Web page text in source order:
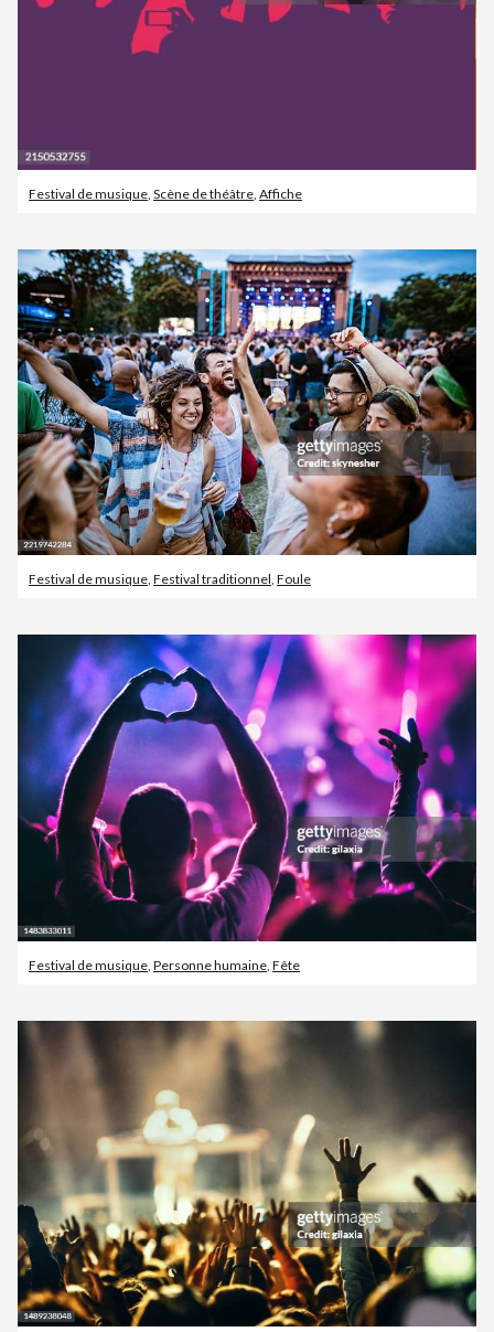
Festival de musique Scène de théâtre Affiche
Festival de musique, Festival traditionnel, Foule
Festival de musique Personne humaine Fête